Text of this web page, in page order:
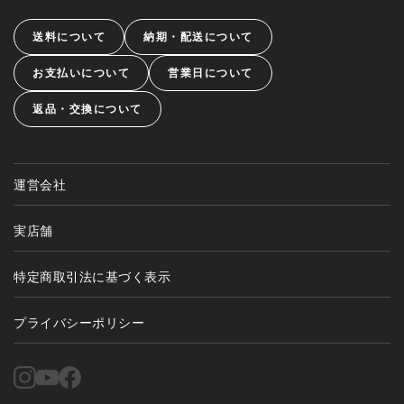
送料について 納期・配送について
お支払いについて 営業日について
返品・交換について
運営会社
実店舗
特定商取引法に基づく表示
プライバシーポリシー